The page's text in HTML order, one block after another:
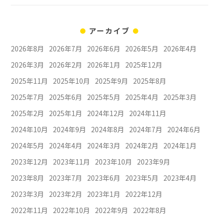
アーカイブ
2026年8月 2026年7月 2026年6月 2026年5月
2026年4月
2026年3月
2026年2月 2026年1月
2025年12月
2025年11月
2025年10月 2025年9月
2025年8月
2025年7月
2025年6月 2025年5月 2025年4月
2025年3月
2025年2月
2025年1月 2024年12月
2024年11月
2024年10月
2024年9月 2024年8月 2024年7月
2024年6月
2024年5月
2024年4月 2024年3月 2024年2月
2024年1月
2023年12月
2023年11月 2023年10月
2023年9月
2023年8月
2023年7月 2023年6月 2023年5月
2023年4月
2023年3月
2023年2月 2023年1月
2022年12月
2022年11月
2022年10月 2022年9月
2022年8月